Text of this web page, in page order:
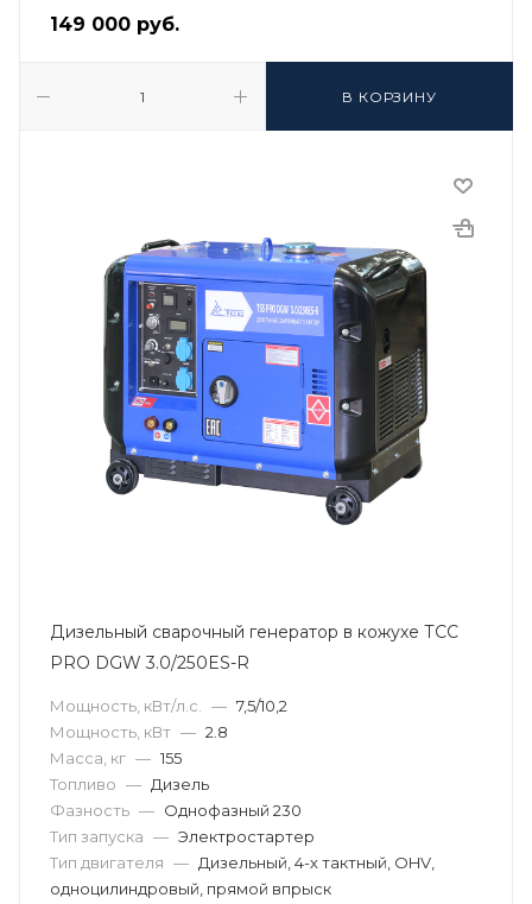
149 000 руб.
В КОРЗИНУ
Дизельный сварочный генератор в кожухе ТСС
PRO DGW 3.0/250ES-R
Мощность, кВт/л.с. — 7,5/10,2
Мощность, кВт — 2.8
Масса, кг — 155
Топливо — Дизель
Фазность — Однофазный 230
Тип запуска — Электростартер
Тип двигателя — Дизельный, 4-х тактный, OHV,
одноцилиндровый, прямой впрыск